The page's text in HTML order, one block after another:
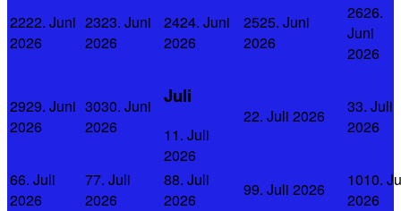
2222. Juni
2026
2323. Juni
2026
2424. Juni
2026
2525. Juni
2026
2626.
Juni
2026
2929. Juni
2026
3030. Juni
2026
Juli
11. Juli
2026
22. Juli 2026 33. Juli
2026
66. Juli
2026
77. Juli
2026
88. Juli
2026
99. Juli 2026 1010.
2026